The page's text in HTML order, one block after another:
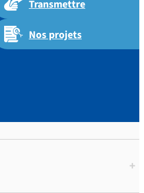
Transmettre
Nos projets
+